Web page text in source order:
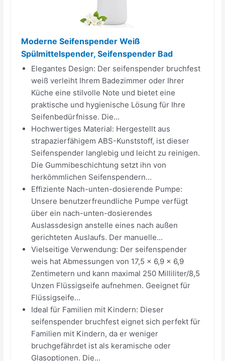
Moderne Seifenspender Weiß
Spülmittelspender, Seifenspender Bad
Elegantes Design: Der seifenspender bruchfest
weiß verleiht Ihrem Badezimmer oder Ihrer
Küche eine stilvolle Note und bietet eine
praktische und hygienische Lösung für Ihre
Seifenbedürfnisse. Die...
Hochwertiges Material: Hergestellt aus
strapazierfähigem ABS-Kunststoff, ist dieser
Seifenspender langlebig und leicht zu reinigen.
Die Gummibeschichtung setzt ihn von
herkömmlichen Seifenspendern...
Effiziente Nach-unten-dosierende Pumpe:
Unsere benutzerfreundliche Pumpe verfügt
über ein nach-unten-dosierendes
Auslassdesign anstelle eines nach außen
gerichteten Auslaufs. Der manuelle...
Vielseitige Verwendung: Der seifenspender
weis hat Abmessungen von 17,5 x 6,9 x 6,9
Zentimetern und kann maximal 250 Milliliter/8,5
Unzen Flüssigseife aufnehmen. Geeignet für
Flüssigseife...
Ideal für Familien mit Kindern: Dieser
seifenspender bruchfest eignet sich perfekt für
Familien mit Kindern, da er weniger
bruchgefährdet ist als keramische oder
Glasoptionen. Die...